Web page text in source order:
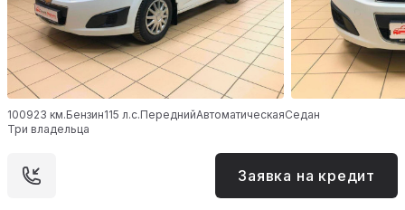
100923 км.Бензин115 л.с.ПереднийАвтоматическаяСедан
Три владельца
Заявка на кредит